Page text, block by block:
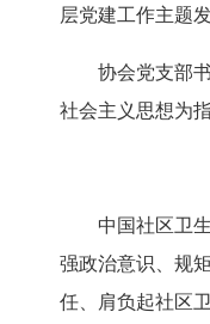
层党建工作主题
协会党支部
社会主义思想为
中国社区卫
强政治意识、规
任、肩负起社区